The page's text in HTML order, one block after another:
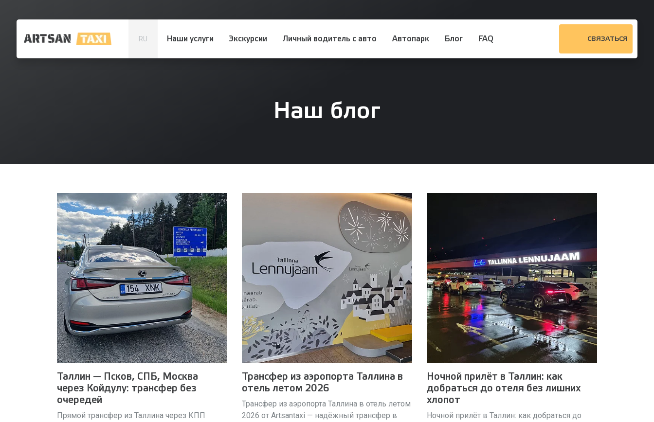
RU Наши услуги Экскурсии Личный водитель с авто Автопарк Блог FAQ СВЯЗАТЬСЯ
Наш блог
Таллин — Псков, СПБ, Москва
через Койдулу: трансфер без
очередей
Прямой трансфер из Таллина через КПП
Трансфер из аэропорта Таллина в
отель летом 2026
Трансфер из аэропорта Таллина в отель летом
2026 от Artsantaxi — надёжный трансфер в
Ночной прилёт в Таллин: как
добраться до отеля без лишних
хлопот
Ночной прилёт в Таллин: как добраться до